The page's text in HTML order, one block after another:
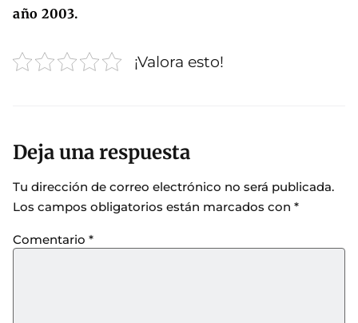
año 2003.
¡Valora esto!
Deja una respuesta
Tu dirección de correo electrónico no será publicada.
Los campos obligatorios están marcados con *
Comentario *